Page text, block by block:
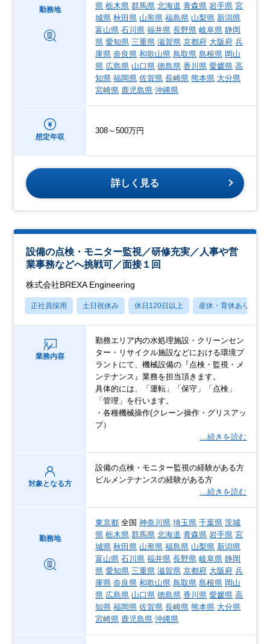
勤務地
県 栃木県 群馬県 北海道 青森県 岩手県 宮
城県 秋田県 山形県 福島県 山梨県 新潟県
富山県 石川県 福井県 長野県 岐阜県 静岡
県 愛知県 三重県 滋賀県 京都府 大阪府 兵
庫県 奈良県 和歌山県 鳥取県 島根県 岡山
県 広島県 山口県 徳島県 香川県 愛媛県 高
知県 福岡県 佐賀県 長崎県 熊本県 大分県
宮崎県 鹿児島県 沖縄県
想定年収
308～500万円
詳しく見る
設備の点検・モニター監視／研修充実／人事や営
業事務などへ挑戦可／面接１回
株式会社BREXA Engineering
正社員採用 土日祝休み 休日120日以上 産休・育休あり
業務内容
勤務エリア内の水処理施設・クリーンセン
ター・リサイクル施設などにおける環境プ
ラントにて、機械設備の『点検・監視・メ
ンテナンス』業務を担当頂きます。
具体的には、「運転」「保守」「点検」
「管理」を行います。
・各種機械操作(クレーン操作・グリスアッ
プ）
…続きを読む
対象となる方
設備の点検・モニター監視の経験がある方
ビルメンテナンスの経験がある方
…続きを読む
勤務地
東京都 全国神奈川県 埼玉県 千葉県 茨城
県 栃木県 群馬県 北海道 青森県 岩手県 宮
城県 秋田県 山形県 福島県 山梨県 新潟県
富山県 石川県 福井県 長野県 岐阜県 静岡
県 愛知県 三重県 滋賀県 京都府 大阪府 兵
庫県 奈良県 和歌山県 鳥取県 島根県 岡山
県 広島県 山口県 徳島県 香川県 愛媛県 高
知県 福岡県 佐賀県 長崎県 熊本県 大分県
宮崎県 鹿児島県 沖縄県